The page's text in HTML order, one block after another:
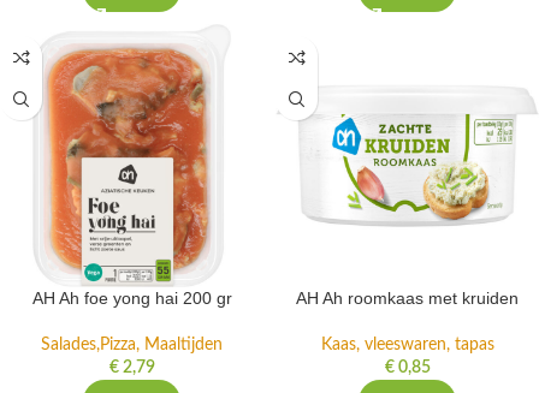
AH Ah foe yong hai 200 gr
Salades,Pizza, Maaltijden
€2,79
AH Ah roomkaas met kruiden
Kaas, vleeswaren, tapas
€0,85